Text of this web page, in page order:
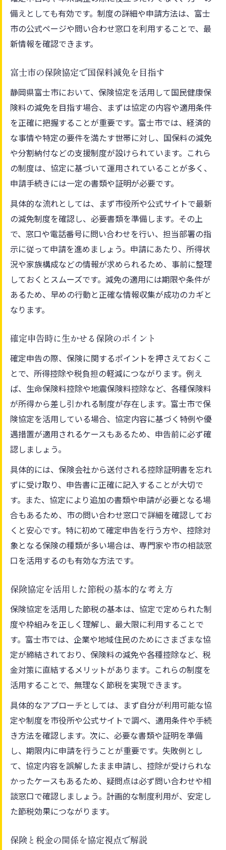
備えとしても有効です。制度の詳細や申請方法は、富士
市の公式ページや問い合わせ窓口を利用することで、最
新情報を確認できます。
富士市の保険協定で国保料減免を目指す
静岡県富士市において、保険協定を活用して国民健康保
険料の減免を目指す場合、まずは協定の内容や適用条件
を正確に把握することが重要です。富士市では、経済的
な事情や特定の要件を満たす世帯に対し、国保料の減免
や分割納付などの支援制度が設けられています。これら
の制度は、協定に基づいて運用されていることが多く、
申請手続きには一定の書類や証明が必要です。
具体的な流れとしては、まず市役所や公式サイトで最新
の減免制度を確認し、必要書類を準備します。その上
で、窓口や電話番号に問い合わせを行い、担当部署の指
示に従って申請を進めましょう。申請にあたり、所得状
況や家族構成などの情報が求められるため、事前に整理
しておくとスムーズです。減免の適用には期限や条件が
あるため、早めの行動と正確な情報収集が成功のカギと
なります。
確定申告時に生かせる保険のポイント
確定申告の際、保険に関するポイントを押さえておくこ
とで、所得控除や税負担の軽減につながります。例え
ば、生命保険料控除や地震保険料控除など、各種保険料
が所得から差し引かれる制度が存在します。富士市で保
険協定を活用している場合、協定内容に基づく特例や優
遇措置が適用されるケースもあるため、申告前に必ず確
認しましょう。
具体的には、保険会社から送付される控除証明書を忘れ
ずに受け取り、申告書に正確に記入することが大切で
す。また、協定により追加の書類や申請が必要となる場
合もあるため、市の問い合わせ窓口で詳細を確認してお
くと安心です。特に初めて確定申告を行う方や、控除対
象となる保険の種類が多い場合は、専門家や市の相談窓
口を活用するのも有効な方法です。
保険協定を活用した節税の基本的な考え方
保険協定を活用した節税の基本は、協定で定められた制
度や枠組みを正しく理解し、最大限に利用することで
す。富士市では、企業や地域住民のためにさまざまな協
定が締結されており、保険料の減免や各種控除など、税
金対策に直結するメリットがあります。これらの制度を
活用することで、無理なく節税を実現できます。
具体的なアプローチとしては、まず自分が利用可能な協
定や制度を市役所や公式サイトで調べ、適用条件や手続
き方法を確認します。次に、必要な書類や証明を準備
し、期限内に申請を行うことが重要です。失敗例とし
て、協定内容を誤解したまま申請し、控除が受けられな
かったケースもあるため、疑問点は必ず問い合わせや相
談窓口で確認しましょう。計画的な制度利用が、安定し
た節税効果につながります。
保険と税金の関係を協定視点で解説